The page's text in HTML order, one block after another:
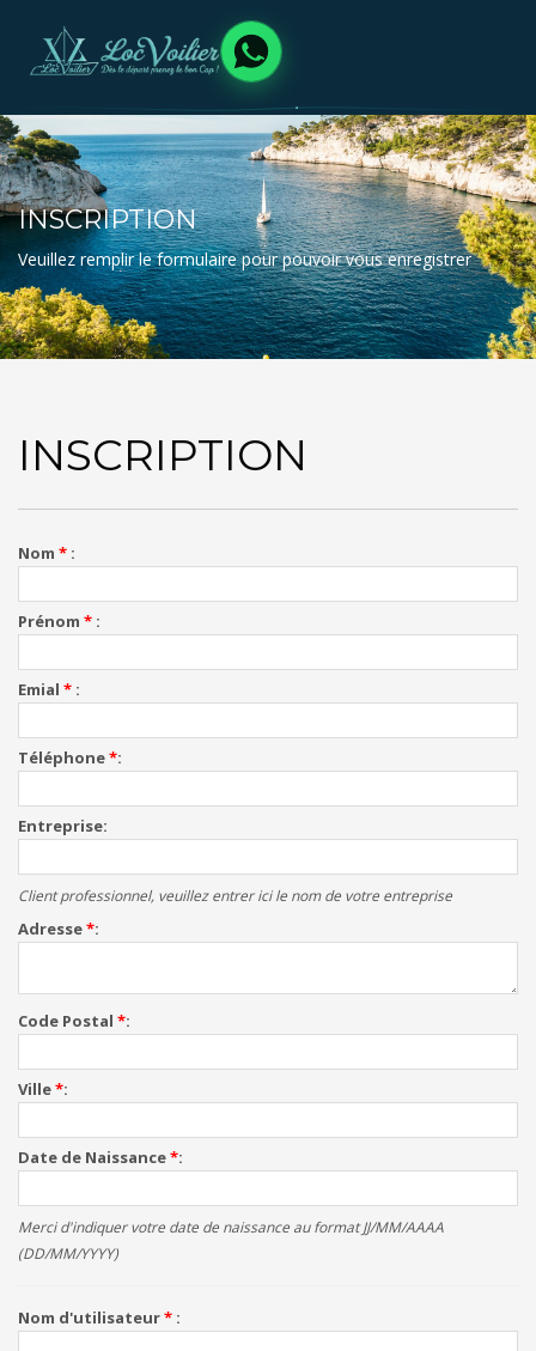
INSCRIPTION
Veuillez remplir le formulaire pour pouvoir vous enregistrer
INSCRIPTION
Nom *
Prénom *
Emial *
Téléphone*
Entreprise
Client professionnel, veuillez entrer ici le nom de votre entreprise
Adresse*
Code Postal *
Ville*
Date de Naissance*
Merci d'indiquer votre date de naissance au format JJ/MM/AAAA
(DD/MM/YYYY)
Nom d'utilisateur*